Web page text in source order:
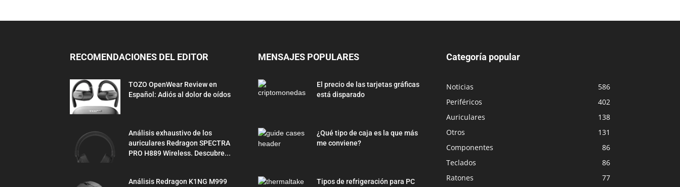
RECOMENDACIONES DEL EDITOR
TOZO OpenWear Review en
Español: Adiós al dolor de oídos
Análisis exhaustivo de los
auriculares Redragon SPECTRA
PRO H889 Wireless. Descubre...
Análisis Redragon K1NG M999
MENSAJES POPULARES
El precio de las tarjetas gráficas
está disparado
¿Qué tipo de caja es la que más
me conviene?
Tipos de refrigeración para PC
Categoría popular
Noticias
586
Periféricos
402
Auriculares
138
Otros
131
Componentes
86
Teclados
86
Ratones
77